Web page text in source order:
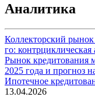
Аналитика
Коллекторский
го: контрциклическая
Рынок кредитования
2025 года и прогноз
Ипотечное
13.04.2026